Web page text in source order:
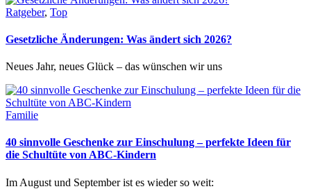
Ratgeber, Top
Gesetzliche Änderungen: Was ändert sich 2026?
Neues Jahr, neues Glück – das wünschen wir uns
Familie
40 sinnvolle Geschenke zur Einschulung – perfekte Ideen für
die Schultüte von ABC-Kindern
Im August und September ist es wieder so weit: